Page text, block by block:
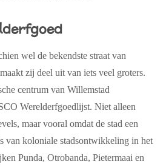
wel de bekendste straat van
zij deel uit van iets veel groters.
centrum van Willemstad
Werelderfgoedlijst. Niet alleen
maar vooral omdat de stad een
van koloniale stadsontwikkeling in het
Punda, Otrobanda, Pietermaai en